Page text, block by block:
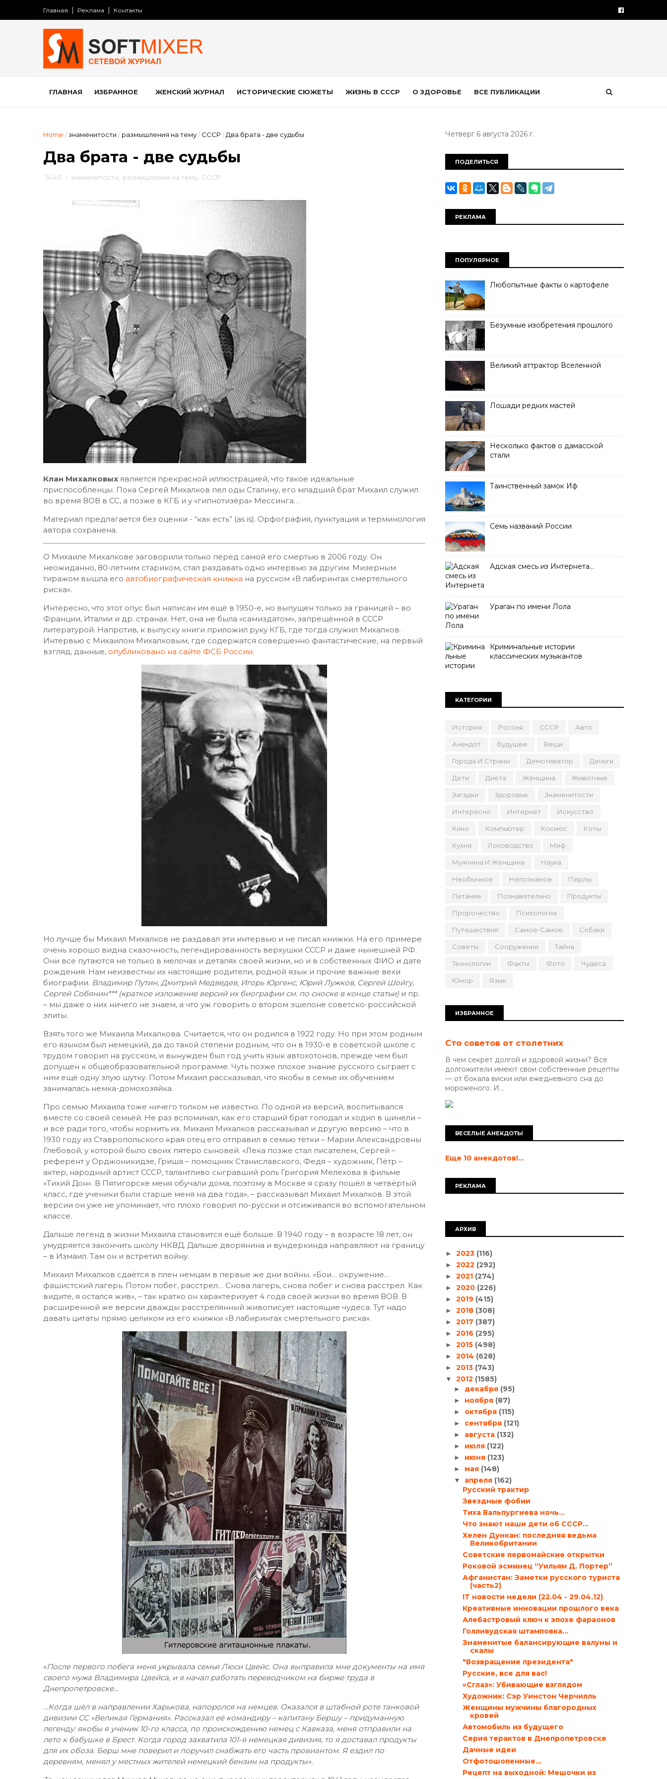
Главная Реклама Контакты
ГЛАВНАЯ ИЗБРАННОЕ ЖЕНСКИЙ ЖУРНАЛ ИСТОРИЧЕСКИЕ СЮЖЕТЫ ЖИЗНЬ В СССР О ЗДОРОВЬЕ ВСЕ ПУБЛИКАЦИИ
Home /знаменитости / размышления на тему/ СССР / Два брата - две судьбы
Два брата - две судьбы
14:40 - знаменитости размышления на тему СССР
Клан Михалковых является прекрасной иллюстрацией, что такое идеальные
приспособленцы. Пока Сергей Михалков пел оды Сталину, его младший брат Михаил служил
во время ВОВ в СС, а позже в КГБ и у «гипнотизёра» Мессинга…
Материал предлагается без оценки - “как есть” (as is). Орфография, пунктуация и терминология
автора сохранена.
О Михаиле Михалкове заговорили только перед самой его смертью в 2006 году. Он
неожиданно, 80-летним стариком, стал раздавать одно интервью за другим. Мизерным
тиражом вышла его автобиографическая книжка на русском «В лабиринтах смертельного
риска».
Интересно, что этот опус был написан им ещё в 1950-е, но выпущен только за границей – во
Франции, Италии и др. странах. Нет, она не была «самиздатом», запрещённой в СССР
литературой. Напротив, к выпуску книги приложил руку КГБ, где тогда служил Михалков.
Интервью с Михаилом Михалковым, где содержатся совершенно фантастические, на первый
взгляд, данные, опубликовано на сайте ФСБ России.
Но лучше бы Михаил Михалков не раздавал эти интервью и не писал книжки. На его примере
очень хорошо видна сказочность, легендированность верхушки СССР и даже нынешней РФ.
Они все путаются не только в мелочах и деталях своей жизни, но и в собственных ФИО и дате
рождения. Нам неизвестны их настоящие родители, родной язык и прочие важные вехи
биографии. Владимир Путин, Дмитрий Медведев, Игорь Юргенс, Юрий Лужков, Сергей Шойгу,
Сергей Собянин*** (краткое изложение версий их биографии см. по сноске в конце статьи) и пр.
– мы даже о них ничего не знаем, а что уж говорить о втором эшелоне советско-российской
элиты.
Взять того же Михаила Михалкова. Считается, что он родился в 1922 году. Но при этом родным
его языком был немецкий, да до такой степени родным, что он в 1930-е в советской школе с
трудом говорил на русском, и вынужден был год учить язык автохотонов, прежде чем был
допущен к общеобразовательной программе. Чуть позже плохое знание русского сыграет с
ним ещё одну злую шутку. Потом Михаил рассказывал, что якобы в семье их обучением
занималась немка-домохозяйка.
Про семью Михаила тоже ничего толком не известно. По одной из версий, воспитывался
вместе со своей семьёй. Не раз вспоминал, как его старший брат голодал и ходил в шинели –
и всё ради того, чтобы кормить их. Михаил Михалков рассказывал и другую версию – что в
1930 году из Ставропольского края отец его отправил в семью тётки – Марии Александровны
Глебовой, у которой было своих пятеро сыновей. «Лека позже стал писателем, Сергей –
референт у Орджоникидзе, Гриша – помощник Станиславского, Федя – художник, Пётр –
актер, народный артист СССР, талантливо сыгравший роль Григория Мелехова в фильме
«Тихий Дон». В Пятигорске меня обучали дома, поэтому в Москве я сразу пошёл в четвёртый
класс, где ученики были старше меня на два года», – рассказывал Михаил Михалков. В этой
версии он уже не упоминает, что плохо говорил по-русски и отсиживался во вспомогательном
классе.
Дальше легенд в жизни Михаила становится ещё больше. В 1940 году – в возрасте 18 лет, он
умудряется закончить школу НКВД. Дальше дворянина и вундеркинда направляют на границу
– в Измаил. Там он и встретил войну.
Михаил Михалков сдаётся в плен немцам в первые же дни войны. «Бои… окружение…
фашистский лагерь. Потом побег, расстрел… Снова лагерь, снова побег и снова расстрел. Как
видите, я остался жив», – так кратко он характеризует 4 года своей жизни во время ВОВ. В
расширенной же версии дважды расстрелянный живописует настоящие чудеса. Тут надо
давать цитаты прямо целиком из его книжки «В лабиринтах смертельного риска».
«После первого побега меня укрывала семья Люси Цвейс. Она выправила мне документы на имя
своего мужа Владимира Цвейса, и я начал работать переводчиком на бирже труда в
Днепропетровске…
…Когда шёл в направлении Харькова, напоролся на немцев. Оказался в штабной роте танковой
дивизии СС «Великая Германия». Рассказал её командиру – капитану Бершу – придуманную
легенду: якобы я ученик 10-го класса, по происхождению немец с Кавказа, меня отправили на
лето к бабушке в Брест. Когда город захватила 101-я немецкая дивизия, то я доставал продукты
для их обоза. Берш мне поверил и поручил снабжать его часть провиантом. Я ездил по
деревням, менял у местных жителей немецкий бензин на продукты».
Четверг 6 августа 2026 г.
ПОДЕЛИТЬСЯ
РЕКЛАМА
ПОПУЛЯРНОЕ
Любопытные факты о картофеле
Безумные изобретения прошлого
Великий аттрактор Вселенной
Лошади редких мастей
Несколько фактов о дамасской
стали
Таинственный замок Иф
Семь названий России
Адская смесь из Интернета…
Ураган по имени Лола
Криминальные истории
классических музыкантов
КАТЕГОРИИ
История Россия СССР Авто
Анекдот Будущее Вещи
Города И Страны Демотиватор Деньги
Дети Диета Женщина Животные
Загадки Здоровье Знаменитости
Интересно Интернет Искусство
Кино Компьютер Космос Коты
Кухня Лоховодство Миф
Мужчина И Женщина Наука
Необычное Непознаное Перлы
Питание Познавательно Продукты
Пророчество Психология
Путешествия Самое-Самое Собаки
Советы Сооружения Тайна
Технологии Факты Фото Чудеса
Юмор Язык
ИЗБРАННОЕ
Сто советов от столетних
В чем секрет долгой и здоровой жизни? Все
долгожители имеют свои собственные рецепты
— от бокала виски или ежедневного сна до
мороженого. И...
ВЕСЕЛЫЕ АНЕКДОТЫ
Еще 10 анекдотов!...
РЕКЛАМА
АРХИВ
► 2023 (116)
► 2022 (292)
► 2021 (274)
► 2020 (226)
► 2019 (415)
► 2018 (308)
► 2017 (387)
► 2016 (295)
► 2015 (498)
► 2014 (628)
► 2013 (743)
▼ 2012 (1585)
► декабря (95)
► ноября (87)
► октября (115)
► сентября (121)
► августа (132)
► июля (122)
► июня (123)
► мая (148)
▼ апреля (162)
Русский трактир
Звездные фобии
Тиха Вальпургиева ночь…
Что знают наши дети об СССР…
Хелен Дункан: последняя ведьма
Великобритании
Советские первомайские открытки
Роковой эсминец “Уильям Д. Портер”
Афганистан: Заметки русского туриста
(часть2)
IT новости недели (22.04 - 29.04.12)
Креативные инновации прошлого века
Алебастровый ключ к эпохе фараонов
Голливудская штамповка…
Знаменитые балансирующие валуны и
скалы
"Возвращение президента"
Русские, все для вас!
«Cглаз»: Убивающие взглядом
Художник: Сэр Уинстон Черчилль
Женщины мужчины благородных
кровей
Автомобиль из будущего
Серия терактов в Днепропетровске
Дачные идеи
Отфотошопенные…
Рецепт на выходной: Мешочки из